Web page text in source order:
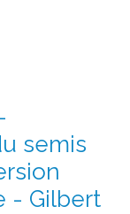
semis
- Gilbert